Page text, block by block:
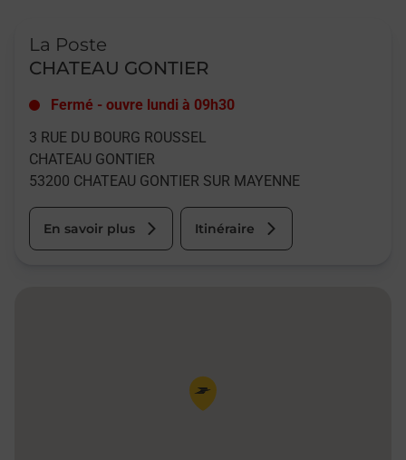
La Poste
CHATEAU GONTIER
Fermé - ouvre lundi à 09h30
3 RUE DU BOURG ROUSSEL
CHATEAU GONTIER
53200 CHATEAU GONTIER SUR MAYENNE
En savoir plus Itinéraire
Pin de la carte